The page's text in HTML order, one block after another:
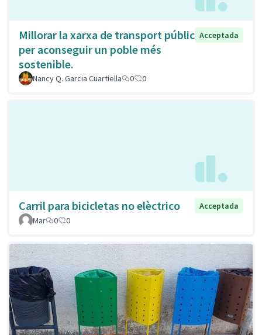
Millorar la xarxa de transport públic
per aconseguir un poble més
sostenible.
Acceptada
Nancy Q. Garcia Cuartiella 0 0
Carril para bicicletas no elèctrico
Acceptada
Mar
0 0